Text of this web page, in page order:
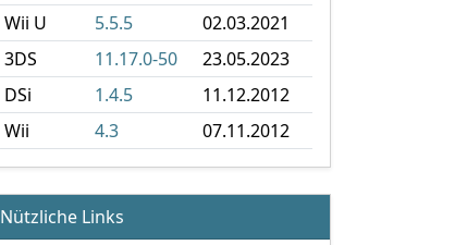
Wii U
5.5.5
02.03.2021
3DS
11.17.0-50
23.05.2023
DSi
1.4.5
11.12.2012
Wii
4.3 07.11.2012
Nützliche Links